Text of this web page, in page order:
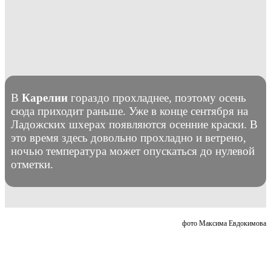
В Карелии гораздо прохладнее, поэтому осень
сюда приходит раньше. Уже в конце сентября на
Ладожских шхерах появляются осенние краски. В
это время здесь довольно прохладно и ветрено,
ночью температура может опускаться до нулевой
отметки.
фото Максима Евдокимова